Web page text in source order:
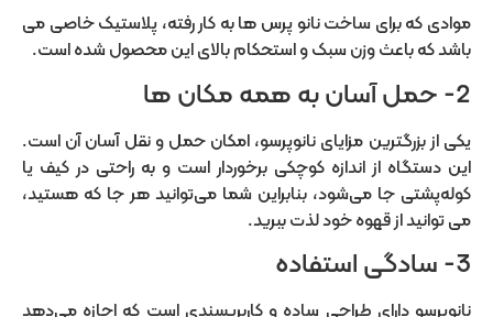
موادی که برای ساخت نانو پرس ها به کار رفته، پلاستیک خاصی می
باشد که باعث وزن سبک و استحکام بالای این محصول شده است.
2- حمل آسان به همه مکان ها
یکی از بزرگترین مزایای نانوپرسو، امکان حمل و نقل آسان آن است.
این دستگاه از اندازه کوچکی برخوردار است و به راحتی در کیف یا
کوله‌پشتی جا می‌شود، بنابراین شما می‌توانید هر جا که هستید،
می توانید از قهوه خود لذت ببرید.
3- سادگی استفاده
نانوپرسو دارای طراحی ساده و کاربرپسندی است که اجازه می‌دهد